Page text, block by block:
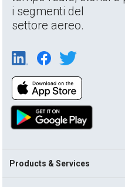
i segmenti del
settore aereo.
Products & Services